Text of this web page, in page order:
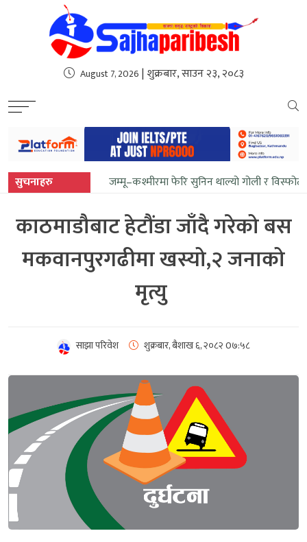
sweet bonanza
August 7, 2026 | शुक्रबार, साउन २३, २०८३
सुचनाहरु जम्मू–कश्मीरमा फेरि सुनिन थाल्यो गोली र
काठमाडौबाट हेटौंडा जाँदै गरेको बस
मकवानपुरगढीमा खस्यो,२ जनाको
मृत्यु
साझा परिवेश शुक्रबार, बैशाख ६, २०८२0७:५८